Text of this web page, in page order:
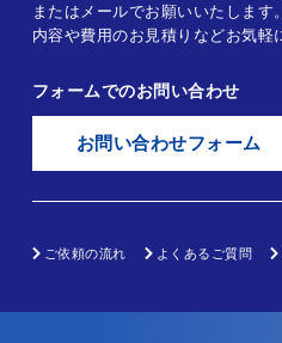
またはメールでお願いいたします。
内容や費用のお見積りなどお気軽
フォームでのお問い合わせ
お問い合わせフォーム
ご依頼の流れ よくあるご質問